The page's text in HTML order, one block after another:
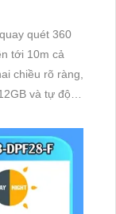
quét 360
tới 10m cả
và tự động